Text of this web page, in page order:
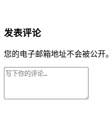
发表评论
您的电子邮箱地址不会被公开。